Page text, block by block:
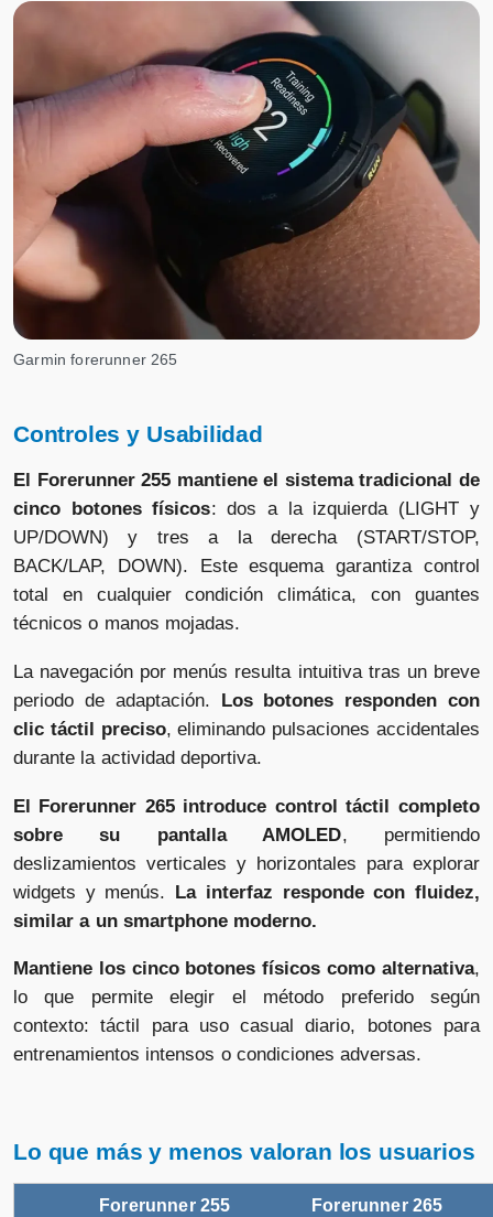
Garmin forerunner 265
Controles y Usabilidad
El Forerunner 255 mantiene el sistema tradicional de
cinco botones físicos: dos a la izquierda (LIGHT y
UP/DOWN) y tres a la derecha (START/STOP,
BACK/LAP, DOWN). Este esquema garantiza control
total en cualquier condición climática, con guantes
técnicos o manos mojadas.
La navegación por menús resulta intuitiva tras un breve
periodo de adaptación. Los botones responden con
clic táctil preciso, eliminando pulsaciones accidentales
durante la actividad deportiva.
El Forerunner 265 introduce control táctil completo
sobre su pantalla AMOLED, permitiendo
deslizamientos verticales y horizontales para explorar
widgets y menús. La interfaz responde con fluidez,
similar a un smartphone moderno.
Mantiene los cinco botones físicos como alternativa,
lo que permite elegir el método preferido según
contexto: táctil para uso casual diario, botones para
entrenamientos intensos o condiciones adversas.
Lo que más y menos valoran los usuarios
Forerunner 255 Forerunner 265